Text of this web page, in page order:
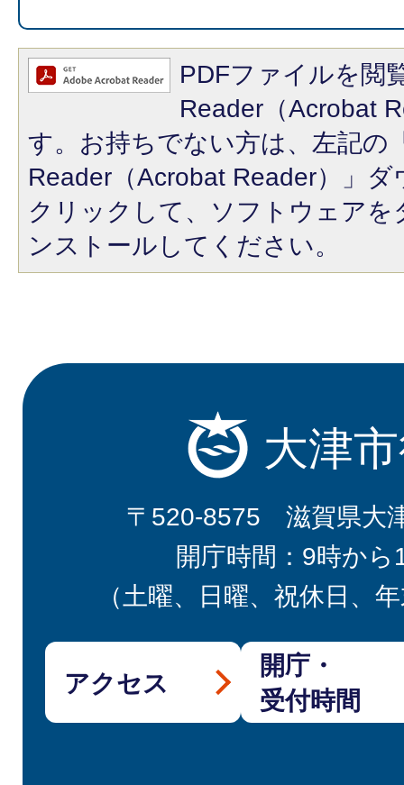
PDFファイルを閲
Reader（Acrobat
す。お持ちでない方は、左記の
Reader（Acrobat Reader）」
クリックして、ソフトウェア
ンストールしてください。
大津
〒520-8575 滋賀県大
開庁時間：9時から
（土曜、日曜、祝休日、
アクセス
開庁・
受付時間